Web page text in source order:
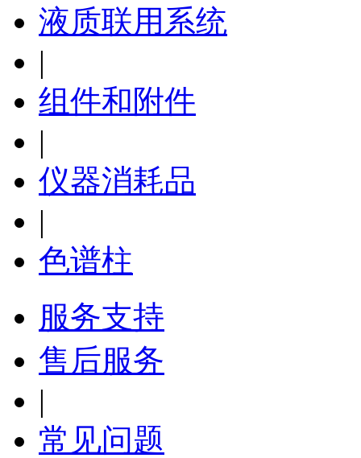
液质联用系统
|
组件和附件
|
仪器消耗品
|
色谱柱
服务支持
售后服务
|
常见问题